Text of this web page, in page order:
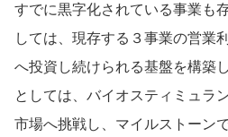
すでに黒字化されている事業も
しては、現存する３事業の営業
へ投資し続けられる基盤を構築
としては、バイオスティミュラ
市場へ挑戦し、マイルストーン